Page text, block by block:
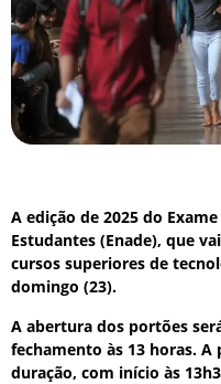
A edição de 2025 do
Estudantes (Enade), que
cursos superiores de
domingo (23).
A abertura dos portões
fechamento às 13 horas.
duração, com início às